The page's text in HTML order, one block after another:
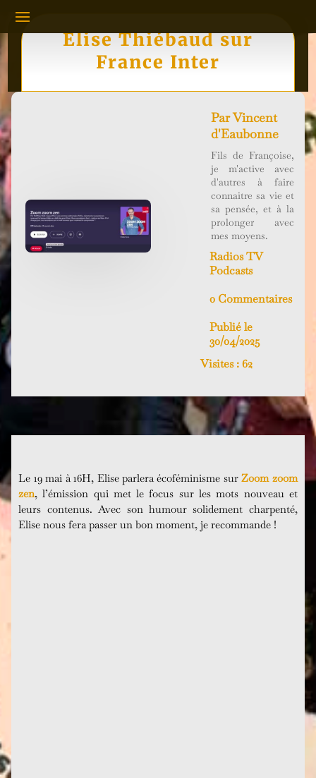
Elise Thiébaud sur
France Inter
ParVincent
d'Eaubonne
Fils de Françoise,
je m'active avec
d'autres à faire
connaitre sa vie et
sa pensée, et à la
prolonger avec
mes moyens.
Radios TV
Podcasts
0 Commentaires
Publié le
30/04/2025
Visites : 62
Le 19 mai à 16H, Elise parlera écoféminisme surZoom zoom
zen, l’émission qui met le focus sur les mots nouveau et
leurs contenus. Avec son humour solidement charpenté,
Elise nous fera passer un bon moment, je recommande !